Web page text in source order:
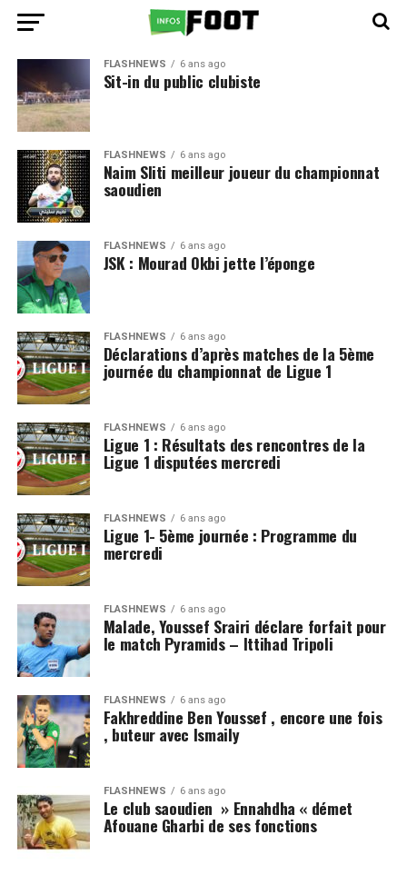
FLASHNEWS 6 ans ago
Sit-in du public clubiste
FLASHNEWS 6 ans ago
Naim Sliti meilleur joueur du championnat
saoudien
FLASHNEWS 6 ans ago
JSK : Mourad Okbi jette l’éponge
FLASHNEWS 6 ans ago
Déclarations d’après matches de la 5ème
journée du championnat de Ligue 1
FLASHNEWS 6 ans ago
Ligue 1 : Résultats des rencontres de la
Ligue 1 disputées mercredi
FLASHNEWS 6 ans ago
Ligue 1- 5ème journée : Programme du
mercredi
FLASHNEWS 6 ans ago
Malade, Youssef Srairi déclare forfait pour
le match Pyramids – Ittihad Tripoli
FLASHNEWS 6 ans ago
Fakhreddine Ben Youssef , encore une fois
, buteur avec Ismaily
FLASHNEWS 6 ans ago
Le club saoudien » Ennahdha « démet
Afouane Gharbi de ses fonctions